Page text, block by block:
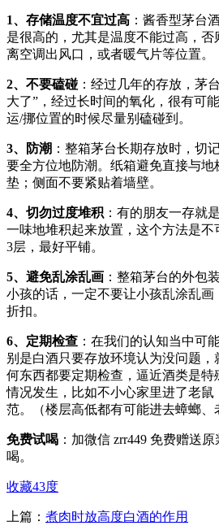
1、存储温度不宜过高 ：酱香型茅台
是很高的，尤其是温度不能过高，
离空调出风口，或者暖气片等位置。
2、不要磕碰 ：经过几年的存放，茅
大了”，经过长时间的氧化，很有可
运/挪位置的时候尽量别磕碰到。
3、防潮 ：整箱茅台长期存放时，切
要全方位地防潮。纸箱避免直接与地
垫；侧面不要紧贴着墙壁。
4、切勿过度堆积 ：有的朋友一存就
一味地堆积起来放置，这个方法是
3层，最好平铺。
5、避免乱涂乱画 ：整箱茅台的外包
小孩的话，一定不要让小孩乱涂乱
折扣。
6、定期检查 ：在我们的认知当中可
别是白酒只要存放环境认为没问题
何东西都要定期检查，逼近酒类是
情况发生，比如不小心家里进了老
范。（楼层高低都有可能进去蟑螂、
免费试喝 ：加微信 zrr449 免费赠送
喝。
收藏43度
上篇： 煮肉时放高度白酒的作用